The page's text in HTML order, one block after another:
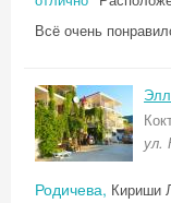
Всё очень
ул.
Родичева, Кириши